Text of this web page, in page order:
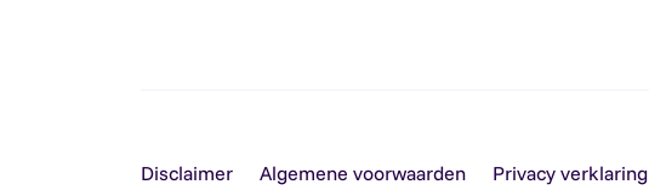
Disclaimer Algemene voorwaarden
Privacy verklaring